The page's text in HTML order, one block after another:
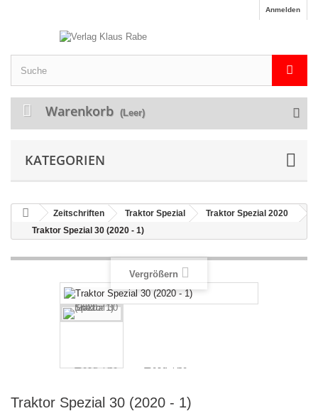
Anmelden
Warenkorb (Leer)
KATEGORIEN
Zeitschriften Traktor Spezial
Traktor Spezial 2020
Traktor Spezial 30 (2020 - 1)
Vergrößern
Traktor Spezial 30 (2020 - 1)